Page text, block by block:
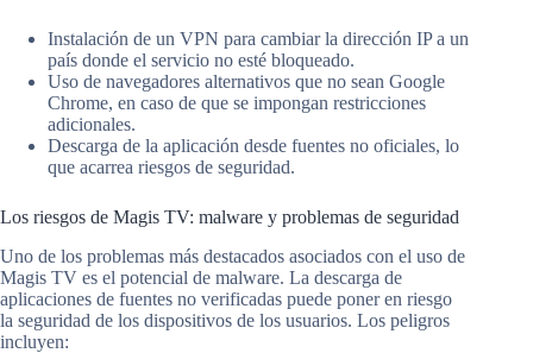
Instalación de un VPN para cambiar la dirección IP a un
país donde el servicio no esté bloqueado.
Uso de navegadores alternativos que no sean Google
Chrome, en caso de que se impongan restricciones
adicionales.
Descarga de la aplicación desde fuentes no oficiales, lo
que acarrea riesgos de seguridad.
Los riesgos de Magis TV: malware y problemas de seguridad
Uno de los problemas más destacados asociados con el uso de
Magis TV es el potencial de malware. La descarga de
aplicaciones de fuentes no verificadas puede poner en riesgo
la seguridad de los dispositivos de los usuarios. Los peligros
incluyen: